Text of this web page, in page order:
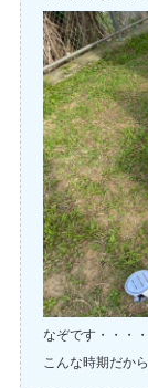
なぞです・・・・
こんな時期だか